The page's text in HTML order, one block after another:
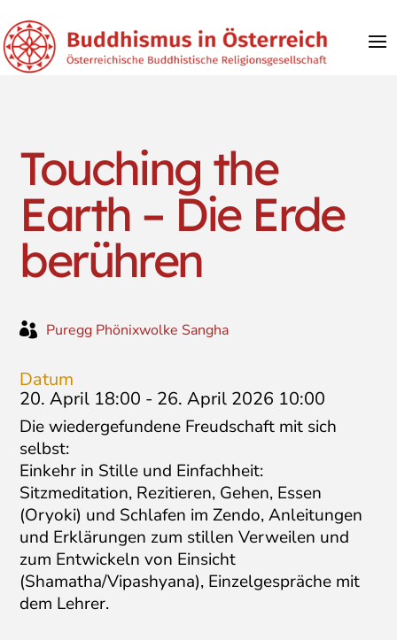
Touching the
Earth – Die Erde
berühren
 Puregg Phönixwolke Sangha
Datum
20. April 18:00 - 26. April 2026 10:00
Die wiedergefundene Freudschaft mit sich
selbst:
Einkehr in Stille und Einfachheit:
Sitzmeditation, Rezitieren, Gehen, Essen
(Oryoki) und Schlafen im Zendo, Anleitungen
und Erklärungen zum stillen Verweilen und
zum Entwickeln von Einsicht
(Shamatha/Vipashyana), Einzelgespräche mit
dem Lehrer.